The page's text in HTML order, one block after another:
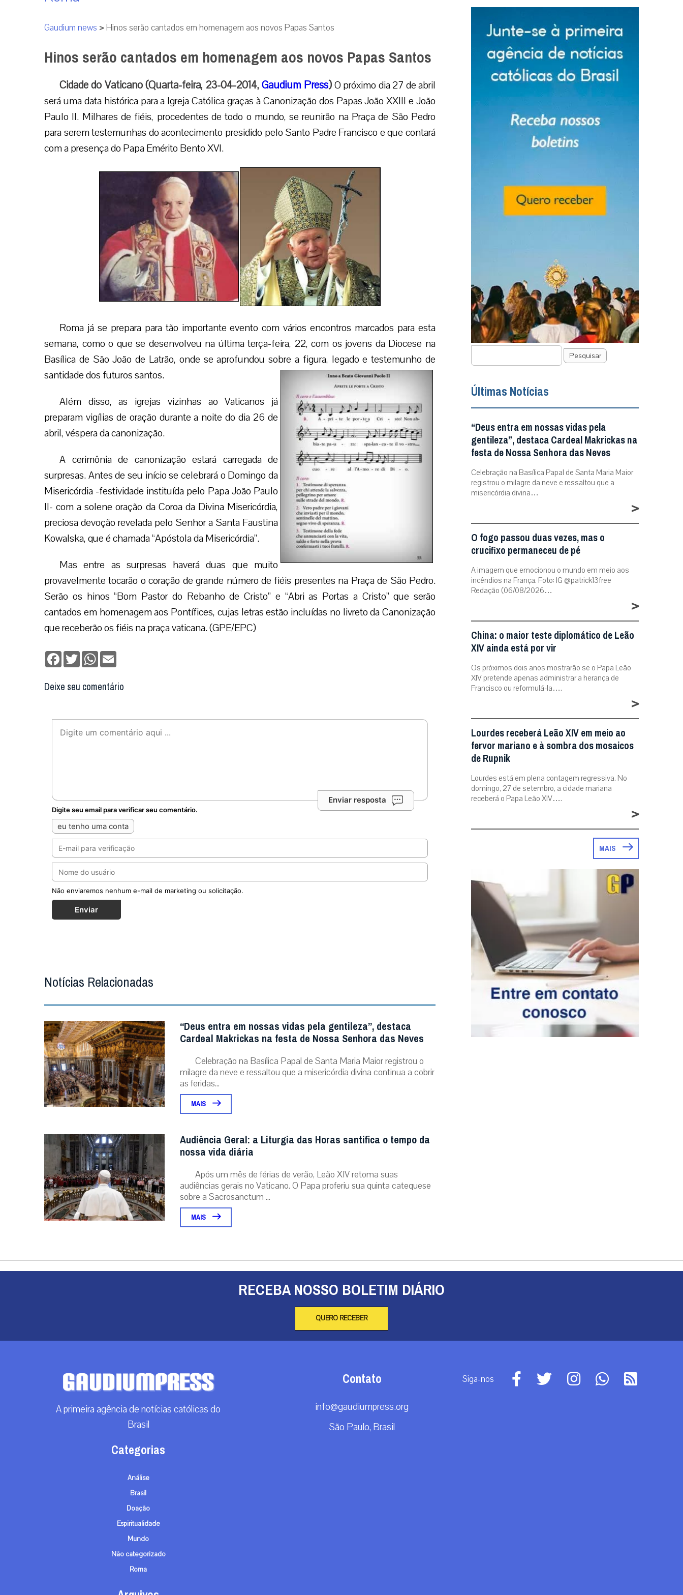
Gaudium news >Hinos serão cantados em homenagem aos novos Papas Santos
Hinos serão cantados em homenagem aos novos Papas Santos
Cidade do Vaticano (Quarta-feira, 23-04-2014,Gaudium Press)O próximo dia 27 de abril
será uma data histórica para a Igreja Católica graças à Canonização dos Papas João XXIII e João
Paulo II. Milhares de fiéis, procedentes de todo o mundo, se reunirão na Praça de São Pedro
para serem testemunhas do acontecimento presidido pelo Santo Padre Francisco e que contará
com a presença do Papa Emérito Bento XVI.
Roma já se prepara para tão importante evento com vários encontros marcados para esta
semana, como o que se desenvolveu na última terça-feira, 22, com os jovens da Diocese na
Basílica de São João de Latrão, onde se aprofundou sobre a figura, legado e testemunho de
santidade dos futuros santos.
Além disso, as igrejas vizinhas ao Vaticanos já
preparam vigílias de oração durante a noite do dia 26 de
abril, véspera da canonização.
A cerimônia de canonização estará carregada de
surpresas. Antes de seu início se celebrará o Domingo da
Misericórdia -festividade instituída pelo Papa João Paulo
II- com a solene oração da Coroa da Divina Misericórdia,
preciosa devoção revelada pelo Senhor a Santa Faustina
Kowalska, que é chamada “Apóstola da Misericórdia”.
Mas entre as surpresas haverá duas que muito
provavelmente tocarão o coração de grande número de fiéis presentes na Praça de São Pedro.
Serão os hinos “Bom Pastor do Rebanho de Cristo” e “Abri as Portas a Cristo” que serão
cantados em homenagem aos Pontífices, cujas letras estão incluídas no livreto da Canonização
que receberão os fiéis na praça vaticana. (GPE/EPC)
Facebook
TwitterWhatsApp
Deixe seu comentário
Enviar resposta
Digite seu email para verificar seu comentário.
eu tenho uma conta
Não enviaremos nenhum e-mail de marketing ou solicitação.
Enviar
Notícias Relacionadas
“Deus entra em nossas vidas pela gentileza”, destaca
Cardeal Makrickas na festa de Nossa Senhora das Neves
Celebração na Basílica Papal de Santa Maria Maior registrou o
milagre da neve e ressaltou que a misericórdia divina continua a cobrir
as feridas...
MAIS
Audiência Geral: a Liturgia das Horas santifica o tempo da
nossa vida diária
Após um mês de férias de verão, Leão XIV retoma suas
audiências gerais no Vaticano. O Papa proferiu sua quinta catequese
sobre a Sacrosanctum ...
MAIS
Pesquisar
Últimas Notícias
“Deus entra em nossas vidas pela
gentileza”, destaca Cardeal Makrickas na
festa de Nossa Senhora das Neves
Celebração na Basílica Papal de Santa Maria Maior
registrou o milagre da neve e ressaltou que a
misericórdia divina…
>
O fogo passou duas vezes, mas o
crucifixo permaneceu de pé
A imagem que emocionou o mundo em meio aos
incêndios na França. Foto: IG @patrick13free
Redação (06/08/2026…
>
China: o maior teste diplomático de Leão
XIV ainda está por vir
Os próximos dois anos mostrarão se o Papa Leão
XIV pretende apenas administrar a herança de
Francisco ou reformulá-la….
>
Lourdes receberá Leão XIV em meio ao
fervor mariano e à sombra dos mosaicos
de Rupnik
Lourdes está em plena contagem regressiva. No
domingo, 27 de setembro, a cidade mariana
receberá o Papa Leão XIV….
>
MAIS
RECEBA NOSSO BOLETIM DIÁRIO
QUERO RECEBER
A primeira agência de notícias católicas do
Brasil
Categorias
Análise
Brasil
Doação
Espiritualidade
Mundo
Não categorizado
Roma
Contato
info@gaudiumpress.org
São Paulo, Brasil
Siga-nos